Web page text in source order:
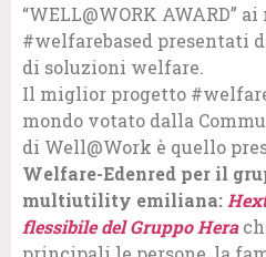
“WELL@WORK AWARD”
#welfarebased presentati
di soluzioni welfare.
Il miglior progetto
mondo votato dalla
di Well@Work è quello
Welfare-Edenred per il
multiutility emiliana:
flessibile del Gruppo Hera